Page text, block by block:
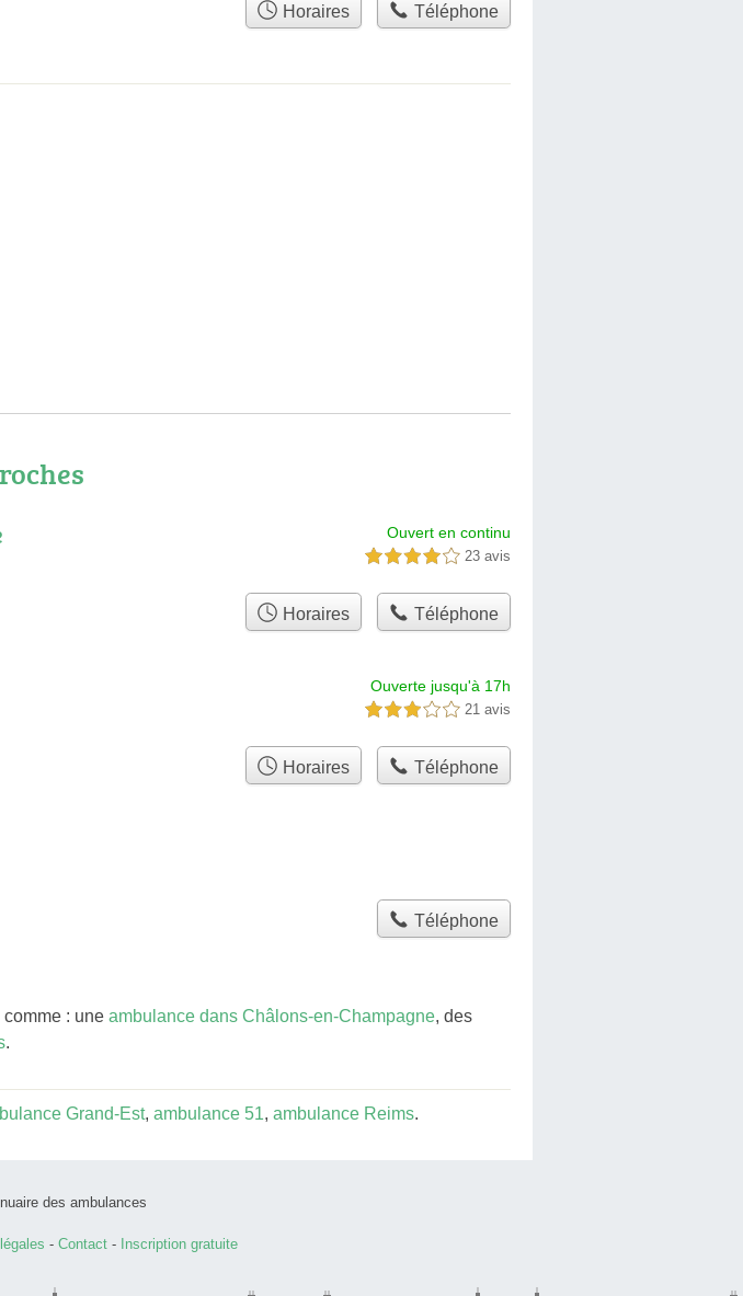
Horaires Téléphone
Ouvert en continu
4,0 étoiles sur 5 23 avis
Horaires Téléphone
Ouverte jusqu'à 17h
3,0 étoiles sur 5 21 avis
Horaires Téléphone
Téléphone
: une ambulance dans Châlons-en-Champagne, des
.
Grand-Est, ambulance 51, ambulance Reims.
des ambulances
- Contact - Inscription gratuite